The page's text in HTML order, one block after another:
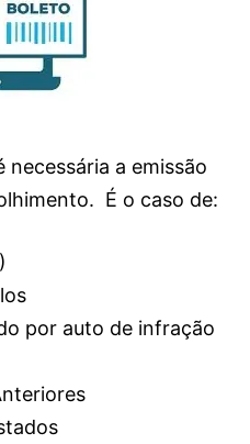
necessária a emissão
É o caso de:
por auto de infração